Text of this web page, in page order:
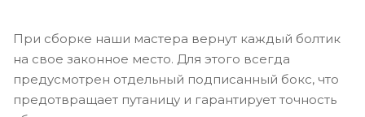
При сборке наши мастера вернут каждый болтик
на свое законное место. Для этого всегда
предусмотрен отдельный подписанный бокс, что
предотвращает путаницу и гарантирует точность